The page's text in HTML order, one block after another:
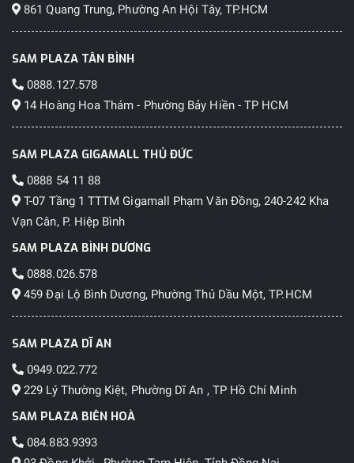
861 Quang Trung, Phường An Hội Tây, TP.HCM
SAM PLAZA TÂN BÌNH
0888.127.578
14 Hoàng Hoa Thám - Phường Bảy Hiền - TP HCM
SAM PLAZA GIGAMALL THỦ ĐỨC
0888 54 11 88
T-07 Tầng 1 TTTM Gigamall Phạm Văn Đồng, 240-242 Kha
Vạn Cân, P. Hiệp Bình
SAM PLAZA BÌNH DƯƠNG
0888.026.578
459 Đại Lộ Bình Dương, Phường Thủ Dầu Một, TP.HCM
SAM PLAZA DĨ AN
0949.022.772
229 Lý Thường Kiệt, Phường Dĩ An , TP Hồ Chí Minh
SAM PLAZA BIÊN HOÀ
084.883.9393